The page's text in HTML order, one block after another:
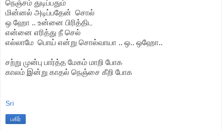
நெஞ்சம் துடிப்பதும்
மின்னல் அடிப்பதேன் சொல்
ஒ ஹோ .. உன்னை பிரித்திட
என்னை எரித்து நீ செல்
எல்லாமே பொய் என்று சொல்வாயா .. ஒ.. ஒஹோ..
சற்று முன்பு பார்த்த மேகம் மாறி போக
காலம் இன்று காதல் நெஞ்சை கீறி போக
Sri
பகிர்